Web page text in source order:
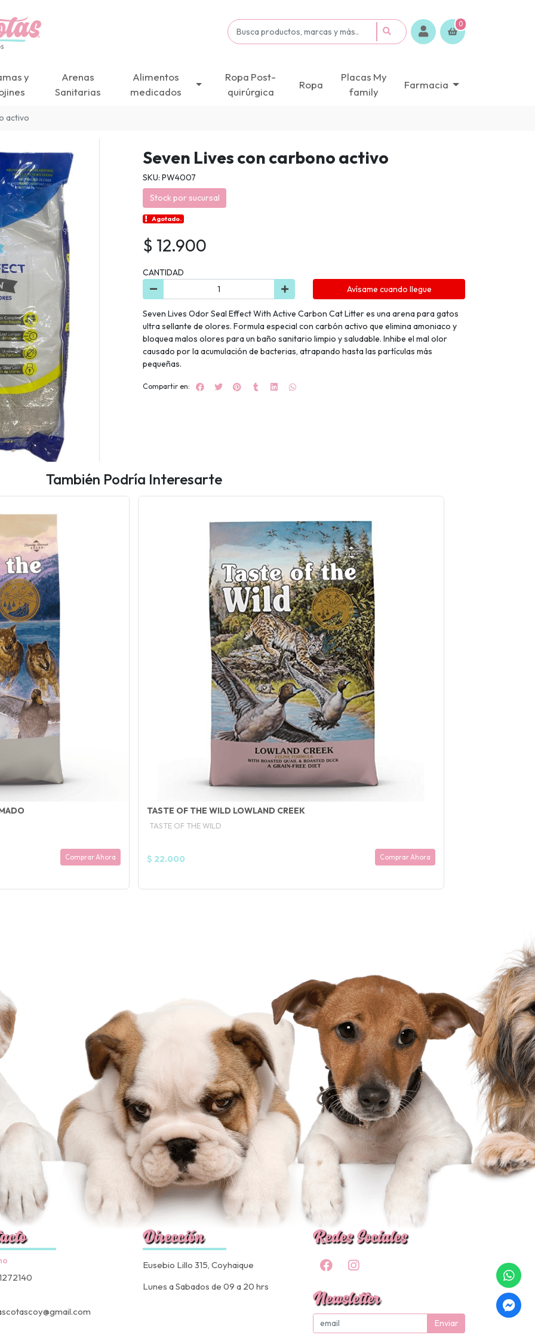
0
y
Arenas
Sanitarias
Alimentos
medicados
Ropa Post-
quirúrgica
Ropa
Placas My
family
Farmacia
activo
Seven Lives con carbono activo
SKU: PW4007
Stock por sucursal
Agotado.
$ 12.900
CANTIDAD
Avísame cuando llegue
Seven Lives Odor Seal Effect With Active Carbon Cat Litter es una arena para gatos
ultra sellante de olores. Formula especial con carbón activo que elimina amoniaco y
bloquea malos olores para un baño sanitario limpio y saludable. Inhibe el mal olor
causado por la acumulación de bacterias, atrapando hasta las partículas más
pequeñas.
Compartir en:
También Podría Interesarte
Comprar Ahora
TASTE OF THE WILD LOWLAND CREEK
TASTE OF THE WILD
$ 22.000 Comprar Ahora
Dirección
Eusebio Lillo 315, Coyhaique
Lunes a Sabados de 09 a 20 hrs
Redes Sociales
Newsletter
Enviar